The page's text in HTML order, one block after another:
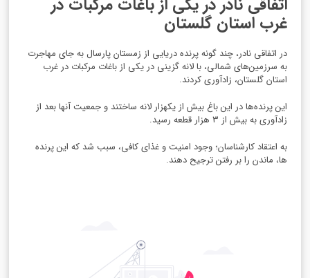
غرب استان گلستان
در اتفاقی نادر، چند گونه پرنده دریایی از زمستان پارسال به جای مهاجرت
به سرزمین‌های شمالی، با لانه گزینی در یکی از باغات مرکبات در غرب
استان گلستان، زادآوری کردند.
این پرنده‌ها در این باغ بیش از یکهزار لانه ساختند و جمعیت آنها بعد از
زادآوری به بیش از ۳ هزار قطعه رسید.
به اعتقاد کارشناسان؛ وجود امنیت و غذای کافی، سبب شد که این پرنده
ها، ماندن را بر رفتن ترجیح دهند.